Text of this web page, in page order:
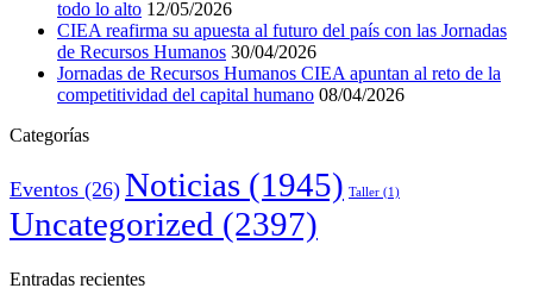
todo lo alto 12/05/2026
CIEA reafirma su apuesta al futuro del país con las Jornadas
de Recursos Humanos 30/04/2026
Jornadas de Recursos Humanos CIEA apuntan al reto de la
competitividad del capital humano 08/04/2026
Categorías
Eventos (26) Noticias (1945) Taller (1)
Uncategorized (2397)
Entradas recientes